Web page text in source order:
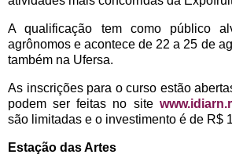
A qualificação tem como público
agrônomos e acontece de 22 a 25 de
também na Ufersa.
As inscrições para o curso estão
podem ser feitas no site
são limitadas e o investimento é de R$
Estação das Artes